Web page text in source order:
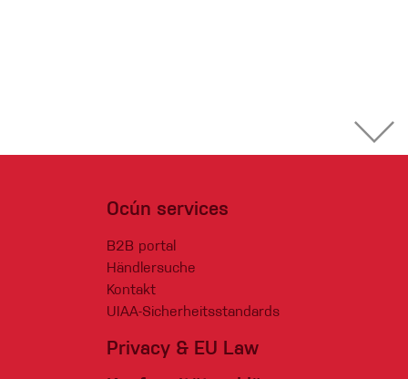
Ocún services
B2B portal
Händlersuche
Kontakt
UIAA-Sicherheitsstandards
Privacy & EU Law